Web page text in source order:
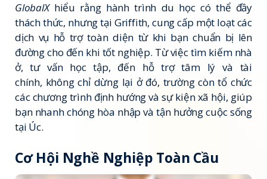
GlobalXhiểu rằng hành trình du học có thể đầy
thách thức, nhưng tại Griffith, cung cấp một loạt các
dịch vụ hỗ trợ toàn diện từ khi bạn chuẩn bị lên
đường cho đến khi tốt nghiệp. Từ việc tìm kiếm nhà
ở, tư vấn học tập, đến hỗ trợ tâm lý và tài
chính, không chỉ dừng lại ở đó, trường còn tổ chức
các chương trình định hướng và sự kiện xã hội, giúp
bạn nhanh chóng hòa nhập và tận hưởng cuộc sống
tại Úc.
Cơ Hội Nghề Nghiệp Toàn Cầu